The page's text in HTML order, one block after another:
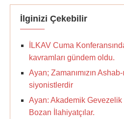
İlginizi Çekebilir
İLKAV Cuma
kavramları gündem oldu.
Ayan; Zamanımızın Ashab-
siyonistlerdir
Ayan: Akademik
Bozan İlahiyatçılar.